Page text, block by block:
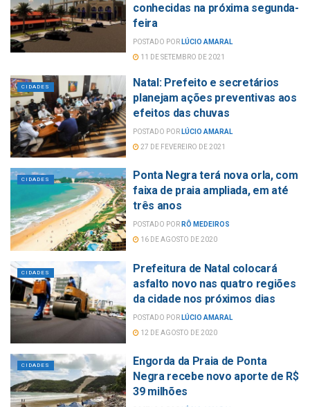
conhecidas na próxima segunda-
feira
POSTADO POR LÚCIO AMARAL
11 DE SETEMBRO DE 2021
CIDADES
Natal: Prefeito e secretários
planejam ações preventivas aos
efeitos das chuvas
POSTADO POR LÚCIO AMARAL
27 DE FEVEREIRO DE 2021
CIDADES
Ponta Negra terá nova orla, com
faixa de praia ampliada, em até
três anos
POSTADO POR RÔ MEDEIROS
16 DE AGOSTO DE 2020
CIDADES
Prefeitura de Natal colocará
asfalto novo nas quatro regiões
da cidade nos próximos dias
POSTADO POR LÚCIO AMARAL
12 DE AGOSTO DE 2020
CIDADES
Engorda da Praia de Ponta
Negra recebe novo aporte de R$
39 milhões